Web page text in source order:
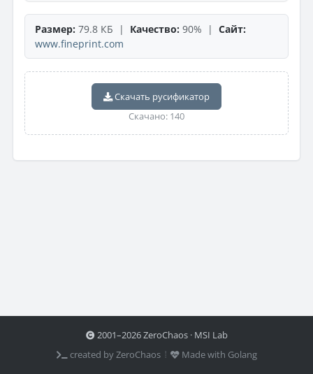
Размер: 79.8 КБ | Качество: 90% | Сайт:
www.fineprint.com
Скачать русификатор
Скачано: 140
2001–2026 ZeroChaos · MSI Lab
created by ZeroChaos ⦙
Made with Golang